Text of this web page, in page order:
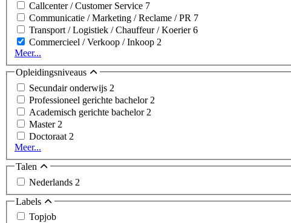
Callcenter / Customer Service 7
Communicatie / Marketing / Reclame / PR 7
Transport / Logistiek / Chauffeur / Koerier6
Commercieel / Verkoop / Inkoop 2
Meer...
Opleidingsniveaus
Secundair onderwijs 2
Professioneel gerichte bachelor 2
Academisch gerichte bachelor 2
Master 2
Doctoraat 2
Meer...
Talen
Nederlands 2
Labels
Topjob